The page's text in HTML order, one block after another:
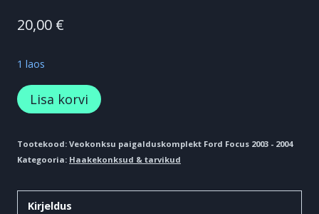
20,00 €
1 laos
Veokonksu
elektrikomplekt
Ford
Focus
2003
Lisa korvi
Tootekood: Veokonksu paigalduskomplekt Ford Focus 2003 - 2004
Kategooria: Haakekonksud & tarvikud
Kirjeldus